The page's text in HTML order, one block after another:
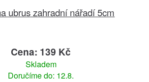
ubrus zahradní nářadí 5cm
Cena: 139 Kč
Skladem
Doručíme do: 12.8.